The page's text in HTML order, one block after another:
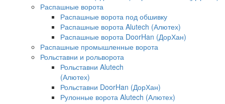
Распашные ворота
Распашные ворота под обшивку
Распашные ворота Alutech (Алютех)
Распашные ворота DoorHan (ДорХан)
Распашные промышленные ворота
Рольставни и рольворота
Рольставни Alutech
(Алютех)
Рольставни DoorHan (ДорХан)
Рулонные ворота Alutech (Алютех)